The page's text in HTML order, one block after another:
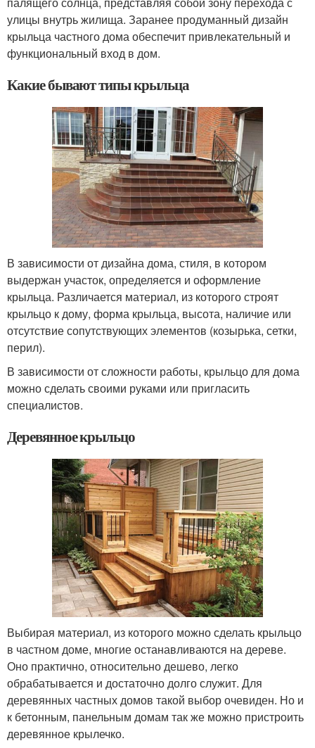
улицы внутрь жилища. Заранее продуманный дизайн
крыльца частного дома обеспечит привлекательный и
функциональный вход в дом.
Какие бывают типы крыльца
В зависимости от дизайна дома, стиля, в котором
выдержан участок, определяется и оформление
крыльца. Различается материал, из которого строят
крыльцо к дому, форма крыльца, высота, наличие или
отсутствие сопутствующих элементов (козырька, сетки,
перил).
В зависимости от сложности работы, крыльцо для дома
можно сделать своими руками или пригласить
специалистов.
Деревянное крыльцо
Выбирая материал, из которого можно сделать крыльцо
в частном доме, многие останавливаются на дереве.
Оно практично, относительно дешево, легко
обрабатывается и достаточно долго служит. Для
деревянных частных домов такой выбор очевиден. Но и
к бетонным, панельным домам так же можно пристроить
деревянное крылечко.